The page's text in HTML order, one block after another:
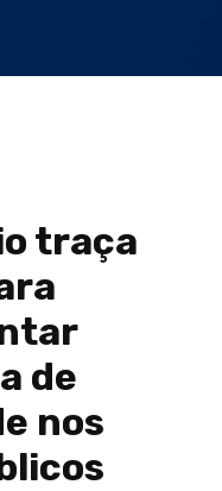
traça
de
nos